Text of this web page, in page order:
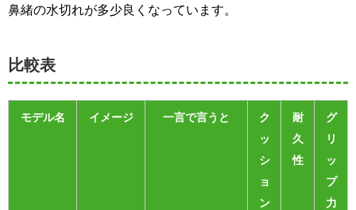
鼻緒の水切れが多少良くなっています。
比較表
モデル名 イメージ 一言で言うと
ク
ッ
シ
ョ
ン
耐
久
性
グ
リ
ッ
プ
力